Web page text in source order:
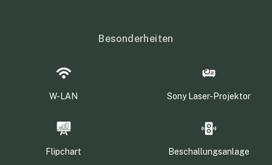
Besonderheiten
W-LAN Sony Laser-Projektor
Flipchart Beschallungsanlage